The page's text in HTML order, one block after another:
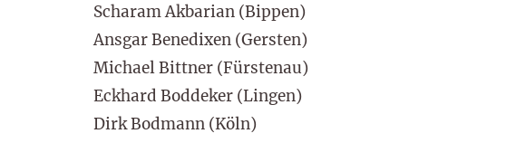
Scharam Akbarian (Bippen)
Ansgar Benedixen (Gersten)
Michael Bittner (Fürstenau)
Eckhard Boddeker (Lingen)
Dirk Bodmann (Köln)